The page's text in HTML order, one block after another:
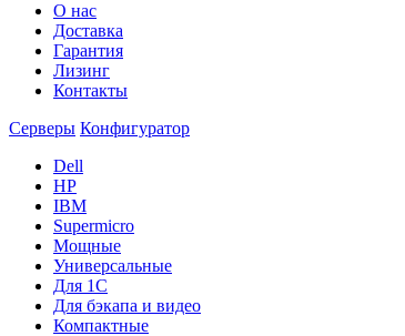
О нас
Доставка
Гарантия
Лизинг
Контакты
Серверы Конфигуратор
Dell
HP
IBM
Supermicro
Мощные
Универсальные
Для 1С
Для бэкапа и видео
Компактные